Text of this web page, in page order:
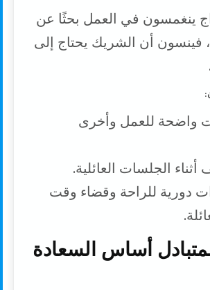
ينغمسون في العمل بحثًا عن
فينسون أن الشريك يحتاج إلى
واضحة للعمل وأخرى
أثناء الجلسات العائلية.
دورية للراحة وقضاء وقت
أساس السعادة